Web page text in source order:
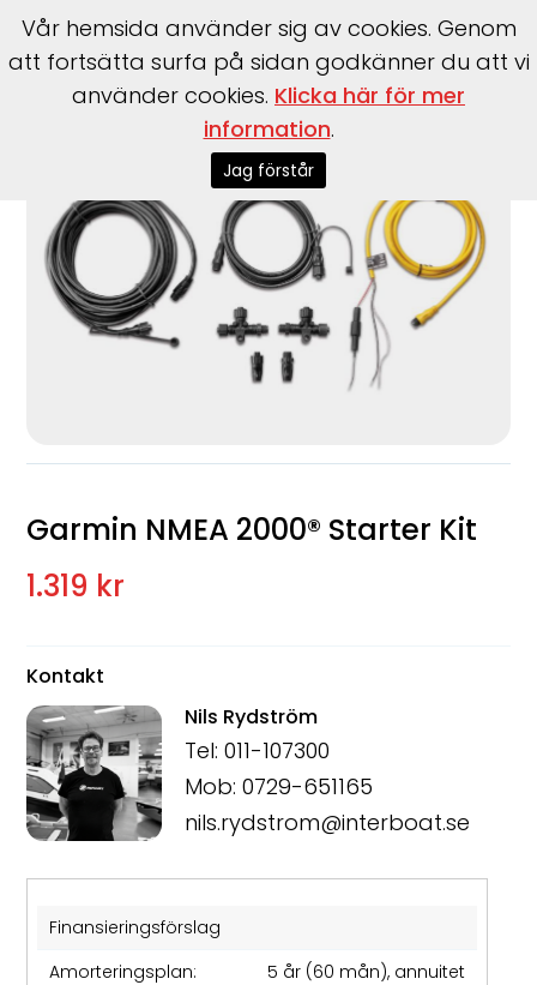
Garmin NMEA 2000® Starter Kit
Garmin NMEA 2000® Starter Kit
1.319 kr
Kontakt
Nils Rydström
Tel: 011-107300
Mob: 0729-651165
nils.rydstrom@interboat.se
Finansieringsförslag
Amorteringsplan:
5 år (60 mån), annuitet
Vår hemsida använder sig av cookies. Genom
att fortsätta surfa på sidan godkänner du att vi
använder cookies. Klicka här för mer
information.
Jag förstår